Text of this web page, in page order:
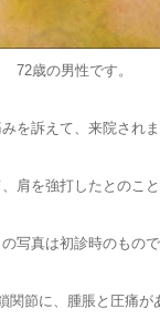
72歳の男性です。
を訴えて、来院されま
肩を強打したとのこと
の写真は初診時のもので
関節に、腫脹と圧痛が